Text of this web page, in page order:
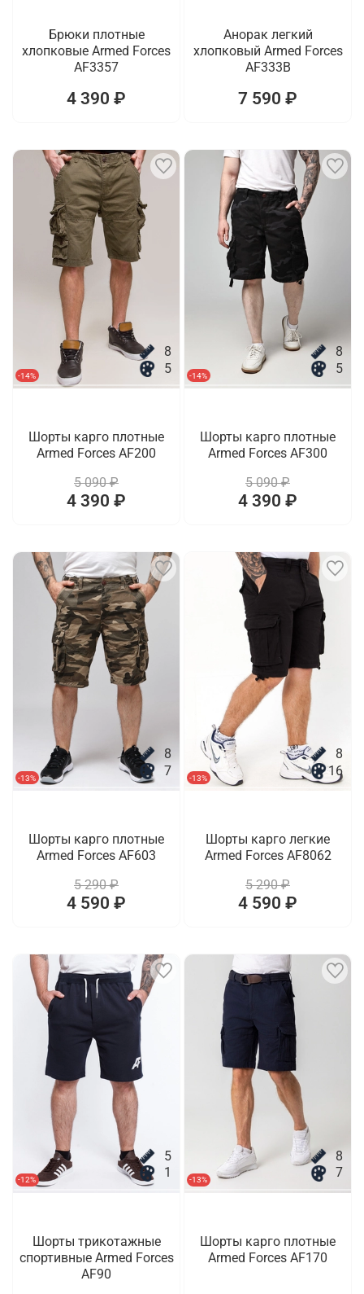
Брюки плотные
хлопковые Armed Forces
AF3357
4 390 ₽
Анорак легкий
хлопковый Armed Forces
AF333B
7 590 ₽
-14%
8
5
Шорты карго плотные
Armed Forces AF200
5 090 ₽
4 390 ₽
-14%
8
5
Шорты карго плотные
Armed Forces AF300
5 090 ₽
4 390 ₽
-13%
8
7
Шорты карго плотные
Armed Forces AF603
5 290 ₽
4 590 ₽
-13%
8
16
Шорты карго легкие
Armed Forces AF8062
5 290 ₽
4 590 ₽
-12%
5
1
Шорты трикотажные
спортивные Armed Forces
AF90
-13%
8
7
Шорты карго плотные
Armed Forces AF170